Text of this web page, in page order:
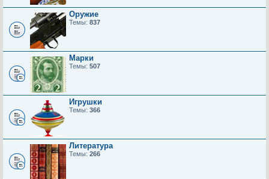
Оружие
Темы: 837
Марки
Темы: 507
Игрушки
Темы: 366
Литература
Темы: 266